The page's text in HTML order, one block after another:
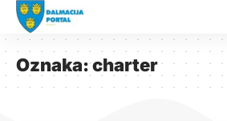
Oznaka:charter